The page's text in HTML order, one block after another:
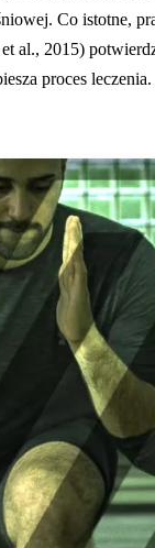
Co istotne,
2015)
proces leczenia.